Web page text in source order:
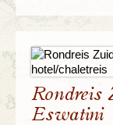
Rondreis
Eswatini